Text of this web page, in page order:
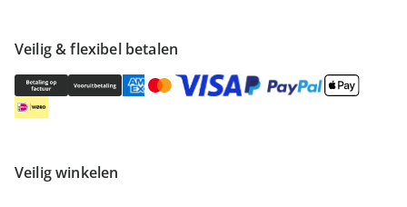
Veilig & flexibel betalen
Veilig winkelen